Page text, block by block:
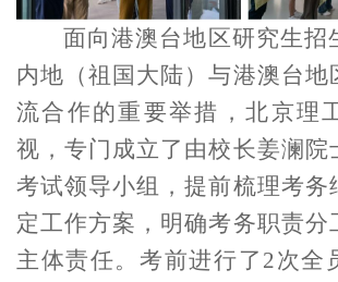
面向港澳台地区研究生招
内地（祖国大陆）与港澳台地
流合作的重要举措，北京理
视，专门成立了由校长姜澜院
考试领导小组，提前梳理考务
定工作方案，明确考务职责分
主体责任。考前进行了 2次全